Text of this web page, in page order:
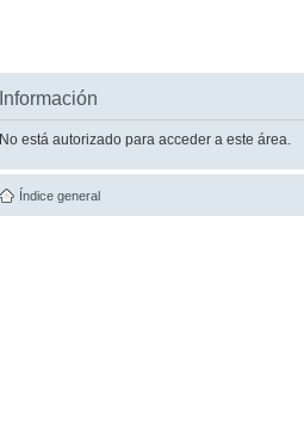
Información
No está autorizado para acceder a este área.
Índice general